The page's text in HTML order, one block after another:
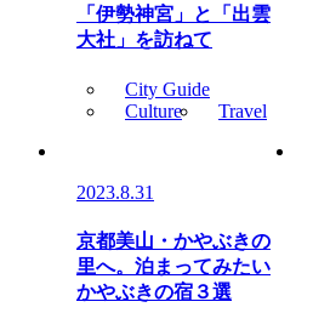
「伊勢神宮」と「出雲
大社」を訪ねて
City Guide
Culture
Travel
2023.8.31
京都美山・かやぶきの
里へ。泊まってみたい
かやぶきの宿３選